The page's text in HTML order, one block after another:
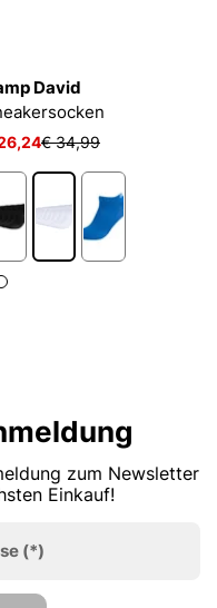
David
€ 34,99
zum Newsletter
Einkauf!
(*)